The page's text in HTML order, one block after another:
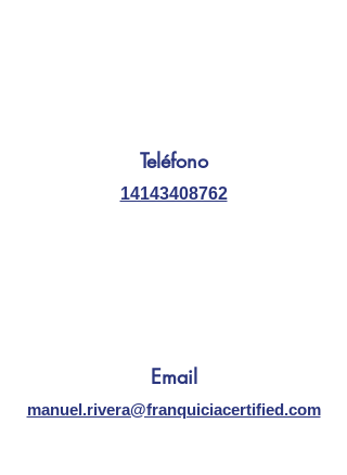
Teléfono
14143408762
Email
manuel.rivera@franquiciacertified.com